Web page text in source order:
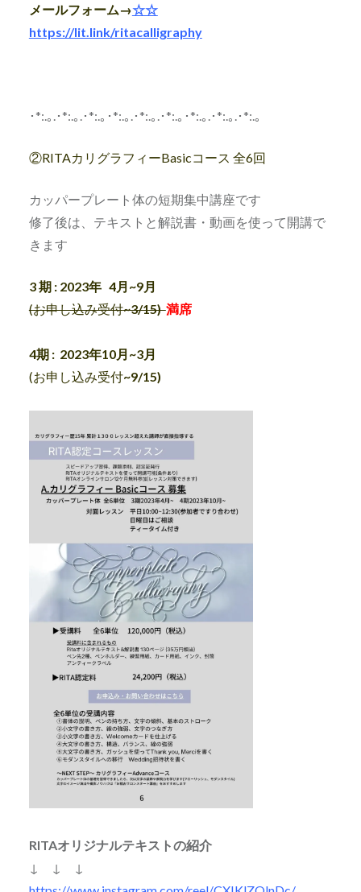
メールフォーム→☆☆
https://lit.link/ritacalligraphy
･*:.｡.･*:.｡.･*:.｡･*:.｡.･*:.｡.･*:.｡･*:.｡.･*:.｡.･*:.｡
②RITAカリグラフィーBasicコース 全6回
カッパープレート体の短期集中講座です
修了後は、テキストと解説書・動画を使って開講で
きます
3 期 : 2023年 4月~9月
(お申し込み受付~3/15)満席
4期 : 2023年10月~3月
(お申し込み受付~9/15)
RITAオリジナルテキストの紹介
↓ ↓ ↓